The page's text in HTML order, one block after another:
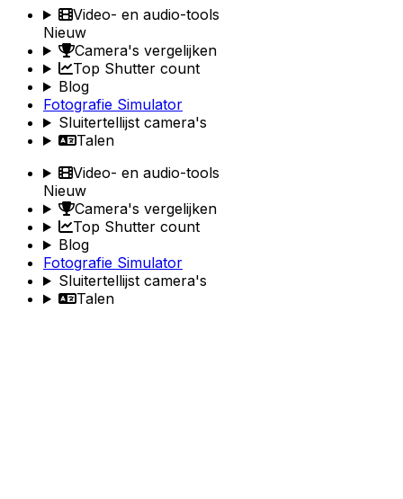
Video- en audio-tools
Nieuw
Camera's vergelijken
Top Shutter count
Blog
Fotografie Simulator
Sluitertellijst camera's
Talen
Video- en audio-tools
Nieuw
Camera's vergelijken
Top Shutter count
Blog
Fotografie Simulator
Sluitertellijst camera's
Talen